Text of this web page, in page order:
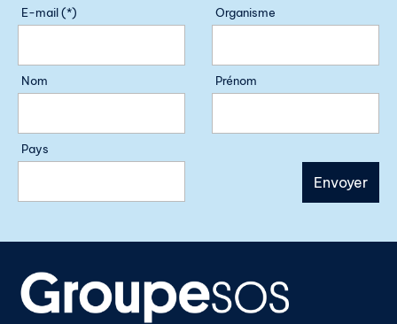
E-mail (*)
Organisme
Nom Prénom
Pays